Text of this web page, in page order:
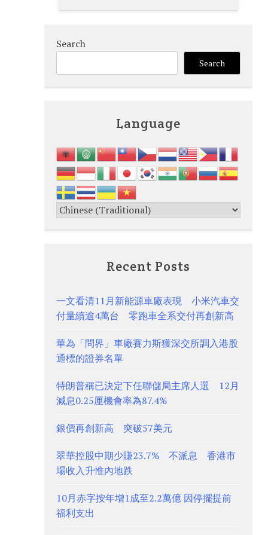
Search
Search
Language
Recent Posts
一文看清11月新能源車廠表現 小米汽車交
付量續逾4萬台 零跑車全系交付再創新高
華為「問界」車廠賽力斯獲深交所調入港股
通標的證券名單
特朗普稱已決定下任聯儲局主席人選 12月
減息0.25厘機會率為87.4%
銀價再創新高 突破57美元
翠華控股中期少賺23.7% 不派息 香港市
場收入升惟內地跌
10月赤字按年增1成至2.2萬億 因停擺提前
福利支出